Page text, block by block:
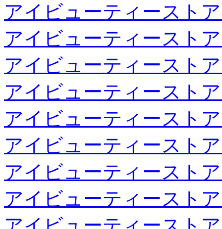
アイビューティースト
アイビューティースト
アイビューティースト
アイビューティースト
アイビューティースト
アイビューティースト
アイビューティースト
アイビューティースト